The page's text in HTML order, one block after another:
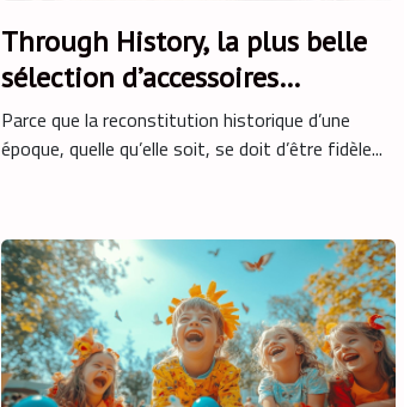
Through History, la plus belle
sélection d’accessoires
médiévaux !
Parce que la reconstitution historique d’une
époque, quelle qu’elle soit, se doit d’être fidèle...